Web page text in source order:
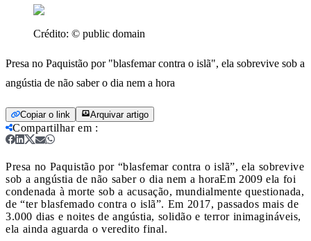
Crédito: © public domain
Presa no Paquistão por "blasfemar contra o islã", ela sobrevive sob a
angústia de não saber o dia nem a hora
Copiar o link Arquivar artigo
Compartilhar em :
Presa no Paquistão por “blasfemar contra o islã”, ela sobrevive
sob a angústia de não saber o dia nem a horaEm 2009 ela foi
condenada à morte sob a acusação, mundialmente questionada,
de “ter blasfemado contra o islã”. Em 2017, passados mais de
3.000 dias e noites de angústia, solidão e terror inimagináveis,
ela ainda aguarda o veredito final.